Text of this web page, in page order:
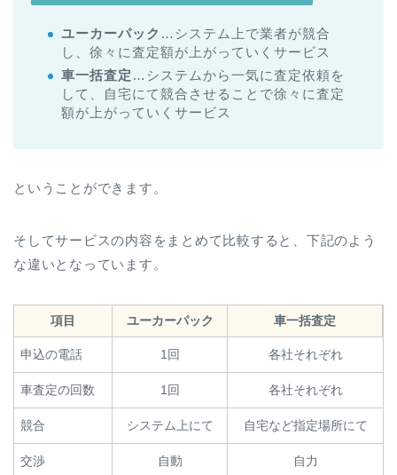
ユーカーパック …システム上で業者が競合
し、徐々に査定額が上がっていくサービス
車一括査定 …システムから一気に査定依頼を
して、自宅にて競合させることで徐々に査定
額が上がっていくサービス
ということができます。
そしてサービスの内容をまとめて比較すると、下記のよう
な違いとなっています。
項目 ユーカーパック 車一括査定
申込の電話 1回 各社それぞれ
車査定の回数 1回 各社それぞれ
競合 システム上にて 自宅など指定場所にて
交渉 自動 自力